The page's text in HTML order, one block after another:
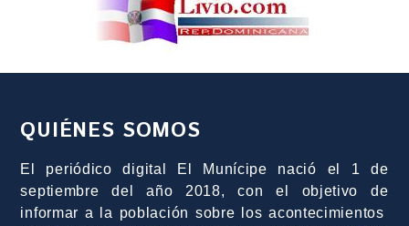
QUIÉNES SOMOS
El periódico digital El Munícipe nació el 1 de
septiembre del año 2018, con el objetivo de
informar a la población sobre los acontecimientos